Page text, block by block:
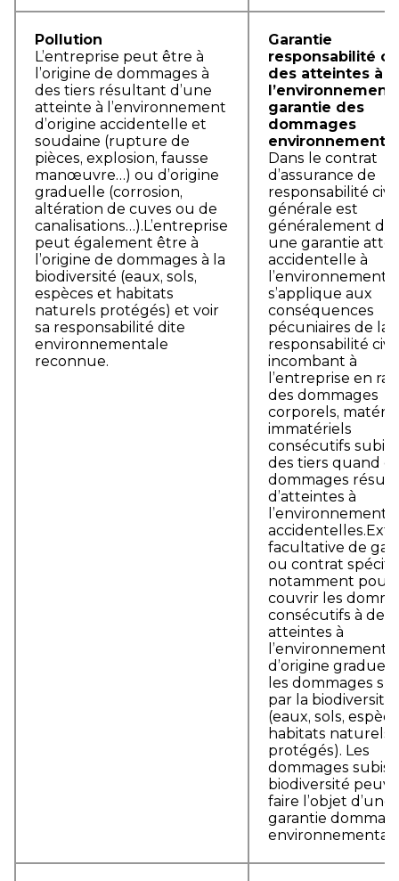
Pollution
L’entreprise peut être à
l’origine de dommages à
des tiers résultant d’une
atteinte à l’environnement
d’origine accidentelle et
soudaine (rupture de
pièces, explosion, fausse
manœuvre…) ou d’origine
graduelle (corrosion,
altération de cuves ou de
canalisations…).L’entreprise
peut également être à
l’origine de dommages à la
biodiversité (eaux, sols,
espèces et habitats
naturels protégés) et voir
sa responsabilité dite
environnementale
reconnue.
Garantie
responsabilité
des atteintes à
l’environnement
garantie des
dommages
Dans le contrat
d’assurance de
responsabilité
générale est
généralement
une garantie
accidentelle à
l’environnement.
s’applique aux
conséquences
pécuniaires de la
responsabilité
incombant à
l’entreprise en
des dommages
corporels,
immatériels
consécutifs subis
des tiers quand
dommages
d’atteintes à
l’environnement
facultative de
ou contrat
notamment pour
couvrir les
consécutifs à des
atteintes à
l’environnement
d’origine
les dommages
par la biodiversité
(eaux, sols,
habitats naturels
protégés). Les
dommages subis
biodiversité
faire l’objet d’une
garantie